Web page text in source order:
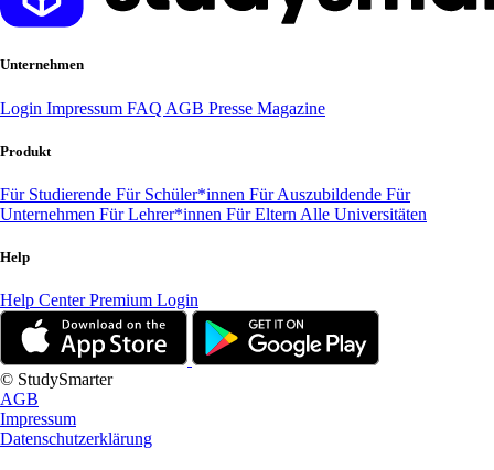
Unternehmen
Login Impressum FAQ AGB Presse Magazine
Produkt
Für Studierende Für Schüler*innen Für Auszubildende Für
Unternehmen Für Lehrer*innen Für Eltern Alle Universitäten
Help
Help CenterPremium Login
© StudySmarter
AGB
Impressum
Datenschutzerklärung